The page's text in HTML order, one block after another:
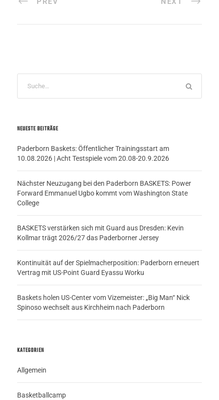
NEUESTE BEITRÄGE
Paderborn Baskets: Öffentlicher Trainingsstart am
10.08.2026 | Acht Testspiele vom 20.08-20.9.2026
Nächster Neuzugang bei den Paderborn BASKETS: Power
Forward Emmanuel Ugbo kommt vom Washington State
College
BASKETS verstärken sich mit Guard aus Dresden: Kevin
Kollmar trägt 2026/27 das Paderborner Jersey
Kontinuität auf der Spielmacherposition: Paderborn erneuert
Vertrag mit US-Point Guard Eyassu Worku
Baskets holen US-Center vom Vizemeister: „Big Man“ Nick
Spinoso wechselt aus Kirchheim nach Paderborn
KATEGORIEN
Allgemein
Basketballcamp